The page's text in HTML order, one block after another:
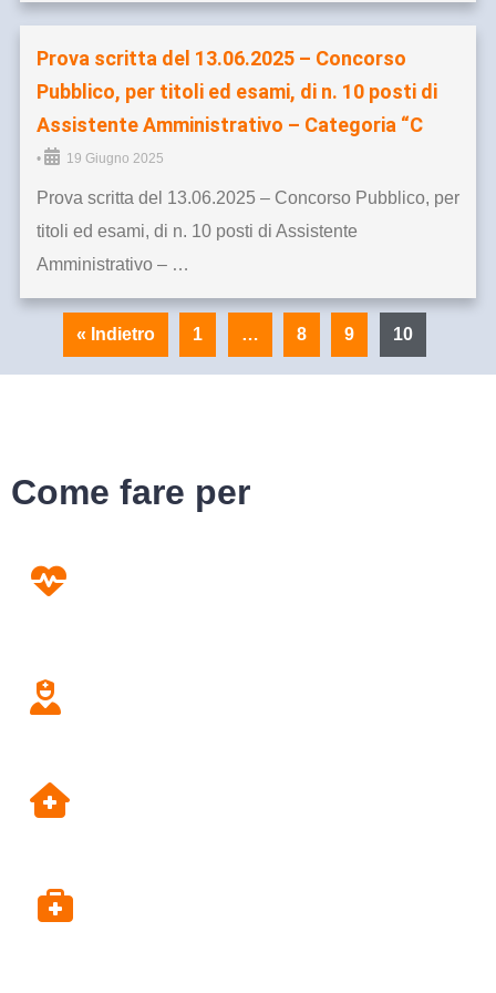
Prova scritta del 13.06.2025 – Concorso
Pubblico, per titoli ed esami, di n. 10 posti di
Assistente Amministrativo – Categoria “C
• 19 Giugno 2025
Prova scritta del 13.06.2025 – Concorso Pubblico, per
titoli ed esami, di n. 10 posti di Assistente
Amministrativo – …
« Indietro 1 … 8 9 10
Come fare per